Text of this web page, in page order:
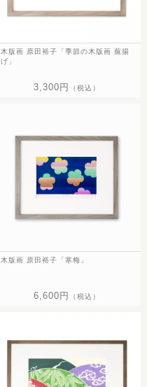
木版画 原田裕子「季節の木版画 蕪揚
げ」
3,300円 （税込）
木版画 原田裕子「寒梅」
6,600円 （税込）